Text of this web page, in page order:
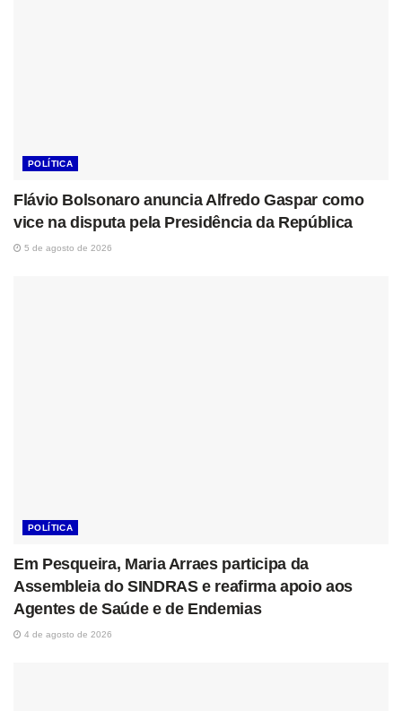
POLÍTICA
Flávio Bolsonaro anuncia Alfredo Gaspar como
vice na disputa pela Presidência da República
5 de agosto de 2026
POLÍTICA
Em Pesqueira, Maria Arraes participa da
Assembleia do SINDRAS e reafirma apoio aos
Agentes de Saúde e de Endemias
4 de agosto de 2026